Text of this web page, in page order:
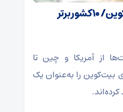
رقابت پنهان دولت‌ها بر سر بیت‌کوین/ ۱۰ کشور برتر
از آمریکا و چین تا
بیت‌کوین را به‌عنوان یک